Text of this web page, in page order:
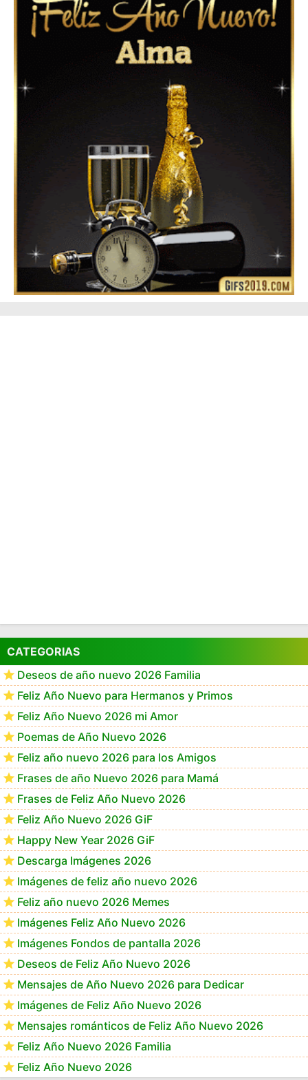
Feliz Navidad Gloria
CATEGORIAS
Deseos de año nuevo 2026 Familia
Feliz Año Nuevo para Hermanos y Primos
Feliz Año Nuevo 2026 mi Amor
Poemas de Año Nuevo 2026
Feliz año nuevo 2026 para los Amigos
Frases de año Nuevo 2026 para Mamá
Frases de Feliz Año Nuevo 2026
Feliz Año Nuevo 2026 GiF
Happy New Year 2026 GiF
Descarga Imágenes 2026
Imágenes de feliz año nuevo 2026
Feliz año nuevo 2026 Memes
Imágenes Feliz Año Nuevo 2026
Imágenes Fondos de pantalla 2026
Deseos de Feliz Año Nuevo 2026
Mensajes de Año Nuevo 2026 para Dedicar
Imágenes de Feliz Año Nuevo 2026
Mensajes románticos de Feliz Año Nuevo 2026
Feliz Año Nuevo 2026 Familia
Feliz Año Nuevo 2026